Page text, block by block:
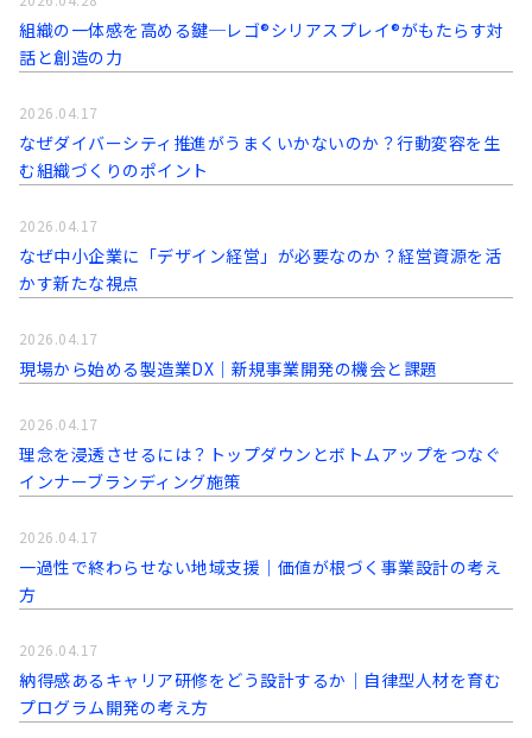
組織の一体感を高める鍵─レゴ®シリアスプレイ®がもたらす対
話と創造の力
なぜダイバーシティ推進がうまくいかないのか？行動変容を生
む組織づくりのポイント
2026.04.17
なぜ中小企業に「デザイン経営」が必要なのか？経営資源を活
かす新たな視点
2026.04.17
現場から始める製造業DX｜新規事業開発の機会と課題
2026.04.17
理念を浸透させるには？トップダウンとボトムアップをつなぐ
インナーブランディング施策
2026.04.17
一過性で終わらせない地域支援｜価値が根づく事業設計の考え
方
2026.04.17
納得感あるキャリア研修をどう設計するか｜自律型人材を育む
プログラム開発の考え方
2026.04.17